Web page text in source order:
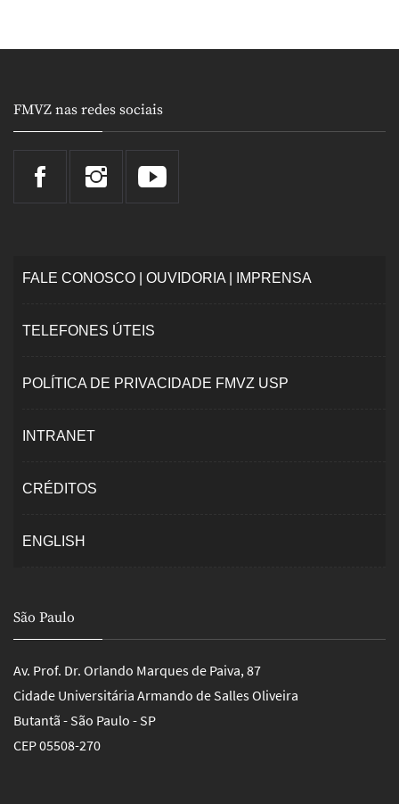
FMVZ nas redes sociais
FALE CONOSCO | OUVIDORIA | IMPRENSA
TELEFONES ÚTEIS
POLÍTICA DE PRIVACIDADE FMVZ USP
INTRANET
CRÉDITOS
ENGLISH
São Paulo
Av. Prof. Dr. Orlando Marques de Paiva, 87
Cidade Universitária Armando de Salles Oliveira
Butantã - São Paulo - SP
CEP 05508-270